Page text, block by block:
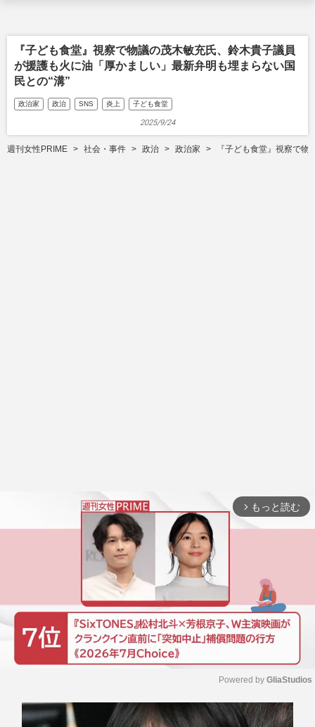
『子ども食堂』視察で物議の茂木敏充氏、鈴木貴子議員
が援護も火に油「厚かましい」最新弁明も埋まらない国
民との“溝”
政治家 政治 SNS 炎上 子ども食堂
2025/9/24
週刊女性PRIME 社会・事件 政治 政治家 『子ども食堂』視察で
arrow_forward_ios もっと読む
M
u
Powered by GliaStudios